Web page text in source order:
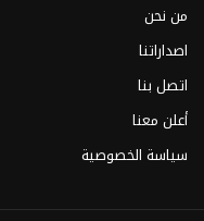
من نحن
اصداراتنا
اتصل بنا
أعلن معنا
سياسة الخصوصية